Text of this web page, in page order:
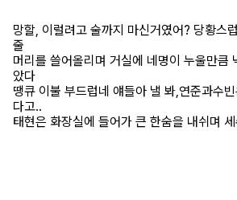
망할, 이럴려고 술까지 마신거였어? 당황스
줄
머리를 쓸어올리며 거실에 네명이 누울만큼
았다
땡큐 이불 부드럽네 얘들아 낼 봐,연준과수
다고..
태현은 화장실에 들어가 큰 한숨을 내쉬며